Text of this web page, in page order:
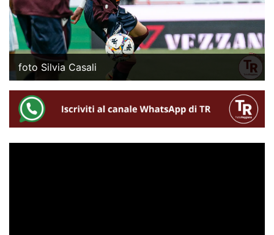
foto Silvia Casali